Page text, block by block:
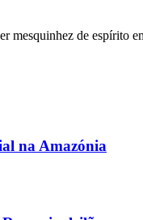
mesquinhez de espírito
na Amazónia